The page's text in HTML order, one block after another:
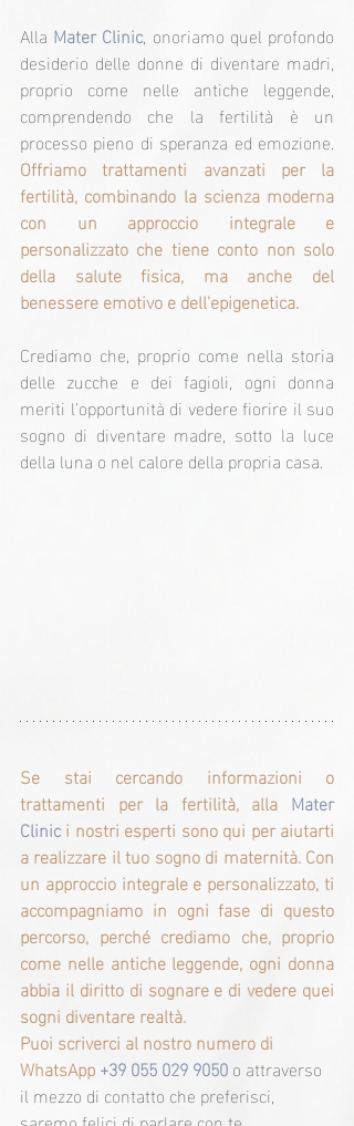
Alla Mater Clinic, onoriamo quel profondo
desiderio delle donne di diventare madri,
proprio come nelle antiche leggende,
comprendendo che la fertilità è un
Offriamo trattamenti avanzati per la
fertilità, combinando la scienza moderna
con un approccio integrale e
personalizzato che tiene conto non solo
della salute fisica, ma anche del
benessere emotivo e dell'epigenetica.
Crediamo che, proprio come nella storia
delle zucche e dei fagioli, ogni donna
meriti l'opportunità di vedere fiorire il suo
sogno di diventare madre, sotto la luce
della luna o nel calore della propria casa.
Se stai cercando informazioni o
trattamenti per la fertilità, alla Mater
Clinic i nostri esperti sono qui per aiutarti
a realizzare il tuo sogno di maternità. Con
un approccio integrale e personalizzato, ti
accompagniamo in ogni fase di questo
percorso, perché crediamo che, proprio
come nelle antiche leggende, ogni donna
abbia il diritto di sognare e di vedere quei
sogni diventare realtà.
Puoi scriverci al nostro numero di
WhatsApp +39 055 029 9050 o attraverso
il mezzo di contatto che preferisci,